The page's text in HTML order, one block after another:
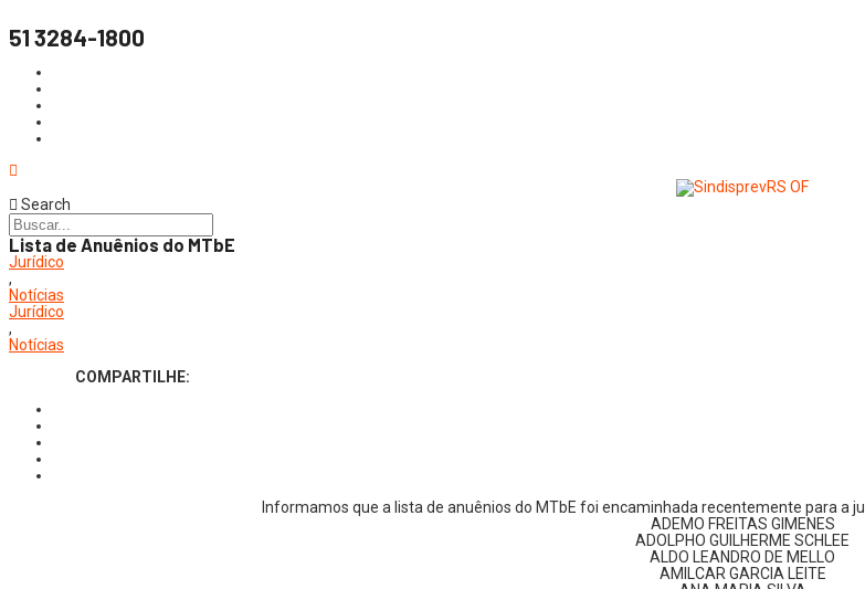
51 3284-1800
Search
Lista de Anuênios do MTbE
Jurídico
,
Notícias
Jurídico
,
Notícias
COMPARTILHE:
Informamos que a lista de anuênios do MTbE foi encaminhada recentemente para a
ADEMO FREITAS GIMENES
ADOLPHO GUILHERME SCHLEE
ALDO LEANDRO DE MELLO
AMILCAR GARCIA LEITE